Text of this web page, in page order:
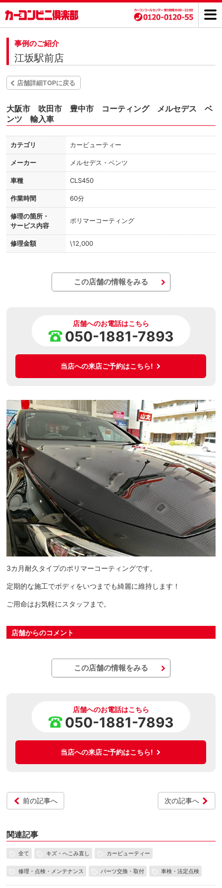
事例のご紹介
江坂駅前店
店舗詳細TOPに戻る
大阪市 吹田市 豊中市 コーティング メルセデス ベ
ンツ 輸入車
カテゴリ カービューティー
メーカー メルセデス・ベンツ
車種 CLS450
作業時間 60分
修理の箇所・
サービス内容
ポリマーコーティング
修理金額 \12,000
この店舗の情報をみる
店舗へのお電話はこちら
050-1881-7893
当店への来店ご予約はこちら!
3カ月耐久タイプのポリマーコーティングです。
定期的な施工でボディをいつまでも綺麗に維持します！
ご用命はお気軽にスタッフまで。
店舗からのコメント
この店舗の情報をみる
店舗へのお電話はこちら
050-1881-7893
当店への来店ご予約はこちら!
前の記事へ 次の記事へ
関連記事
全て キズ・へこみ直し カービューティー
修理・点検・メンテナンス パーツ交換・取付 車検・法定点検